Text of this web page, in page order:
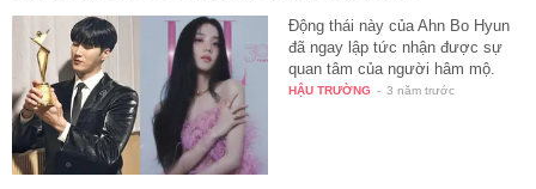
Động thái này của Ahn Bo Hyun
đã ngay lập tức nhận được sự
quan tâm của người hâm mộ.
HẬU TRƯỜNG - 3 năm trước